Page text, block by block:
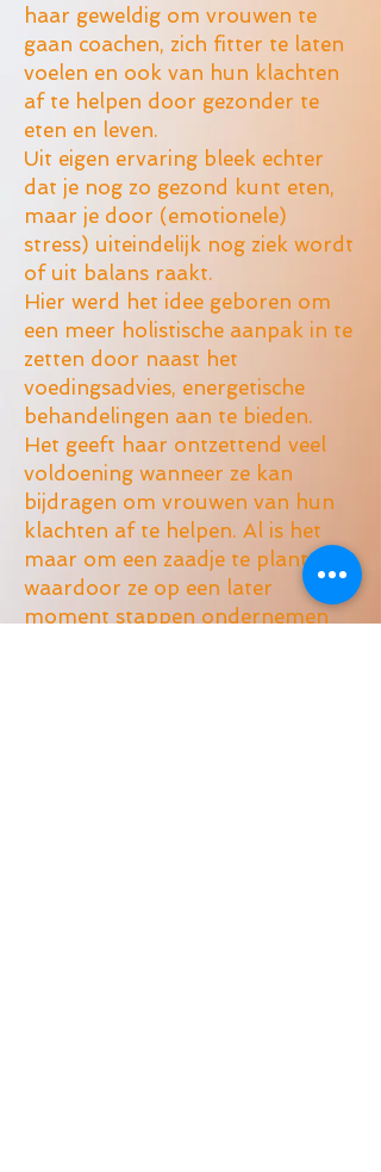
haar geweldig om vrouwen te
gaan coachen, zich fitter te laten
voelen en ook van hun klachten
af te helpen door gezonder te
eten en leven.
Uit eigen ervaring bleek echter
dat je nog zo gezond kunt eten,
maar je door (emotionele)
stress) uiteindelijk nog ziek wordt
of uit balans raakt.
Hier werd het idee geboren om
een meer holistische aanpak in te
zetten door naast het
voedingsadvies, energetische
behandelingen aan te bieden.
Het geeft haar ontzettend veel
voldoening wanneer ze kan
bijdragen om vrouwen van hun
klachten af te helpen. Al is het
maar om een zaadje te planten
waardoor ze op een later
moment stappen ondernemen